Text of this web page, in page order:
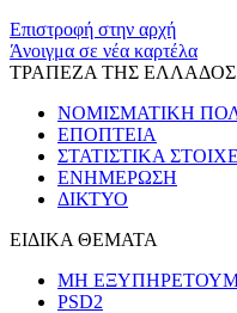
Επιστροφή στην αρχή
Άνοιγμα σε νέα καρτέλα
ΤΡΑΠΕΖΑ ΤΗΣ ΕΛΛΑΔΟΣ
ΝΟΜΙΣΜΑΤΙΚΗ
ΕΠΟΠΤΕΙΑ
ΣΤΑΤΙΣΤΙΚΑ
ΕΝΗΜΕΡΩΣΗ
ΔΙΚΤΥΟ
ΕΙΔΙΚΑ ΘΕΜΑΤΑ
ΜΗ
PSD2